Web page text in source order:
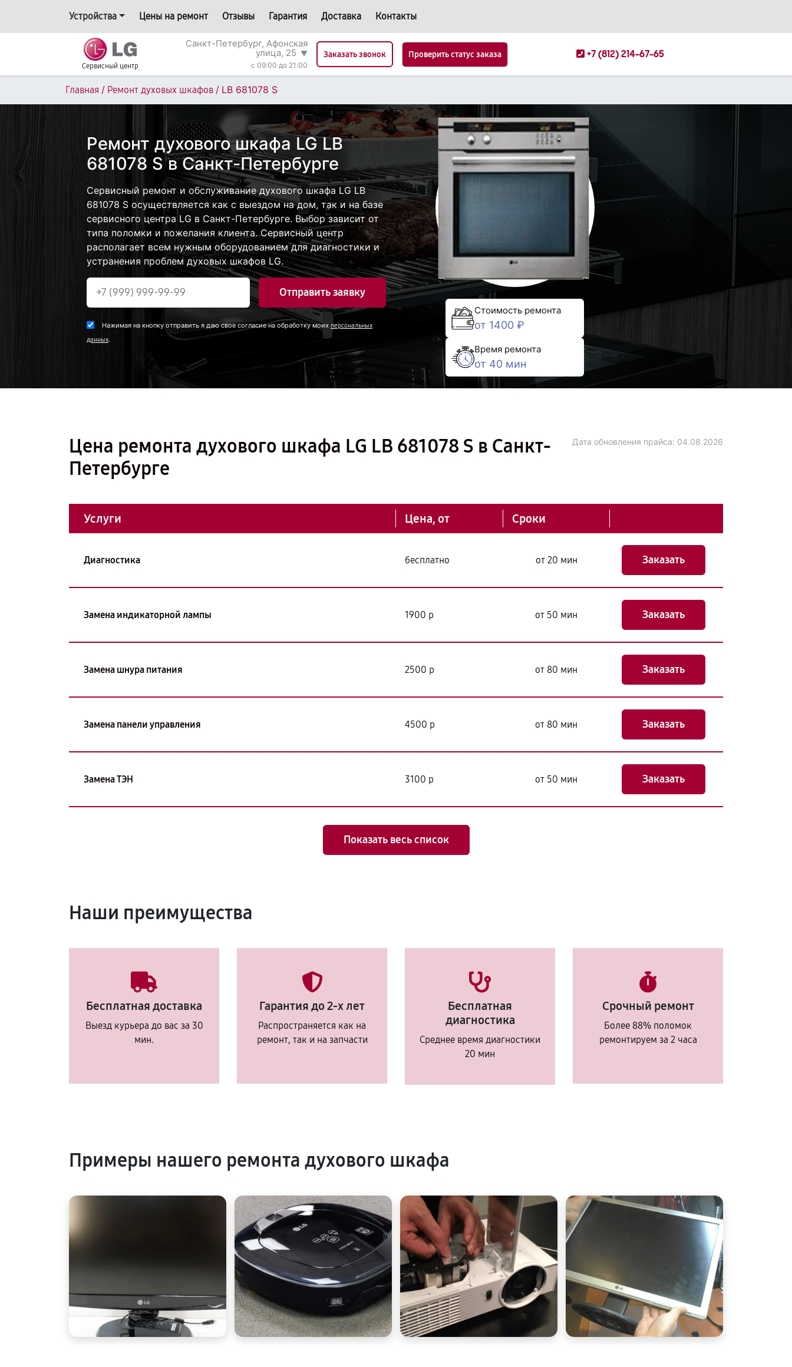
Устройства Цены на ремонт Отзывы Гарантия Доставка Контакты
Сервисный центр
Санкт-Петербург, Афонская
улица, 25 ▼
c 09:00 до 21:00
Заказать звонок Проверить статус заказа +7 (812) 214-67-65
Главная / Ремонт духовых шкафов / LB 681078 S
Ремонт духового шкафа LG LB
681078 S в Санкт-Петербурге
Сервисный ремонт и обслуживание духового шкафа LG LB
681078 S осуществляется как с выездом на дом, так и на базе
сервисного центра LG в Санкт-Петербурге. Выбор зависит от
типа поломки и пожелания клиента. Сервисный центр
располагает всем нужным оборудованием для диагностики и
устранения проблем духовых шкафов LG.
Отправить заявку
Нажимая на кнопку отправить я даю свое согласие на обработку моих персональных
данных.
Стоимость ремонта
от 1400 ₽
Время ремонта
от 40 мин
Цена ремонта духового шкафа LG LB 681078 S в Санкт-
Петербурге
Дата обновления прайса: 04.08.2026
Услуги Цена, от Сроки
Диагностика бесплатно от 20 мин Заказать
Замена индикаторной лампы 1900 р от 50 мин Заказать
Замена шнура питания 2500 р от 80 мин Заказать
Замена панели управления 4500 р от 80 мин Заказать
Замена ТЭН 3100 р от 50 мин Заказать
Показать весь список
Наши преимущества
Бесплатная доставка
Выезд курьера до вас за 30
мин.
Гарантия до 2-х лет
Распространяется как на
ремонт, так и на запчасти
Бесплатная
диагностика
Среднее время диагностики
20 мин
Срочный ремонт
Более 88% поломок
ремонтируем за 2 часа
Примеры нашего ремонта духового шкафа